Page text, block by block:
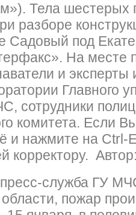
Тела шестерых
разборе
Садовый под
На месте
и эксперты
Главного
сотрудники
комитета. Если
и нажмите на Ctrl-
корректору.
служба ГУ
пожар